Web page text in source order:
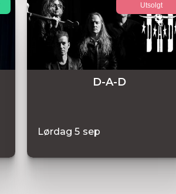
D-A-D
Lørdag 5 sep
Utsolgt